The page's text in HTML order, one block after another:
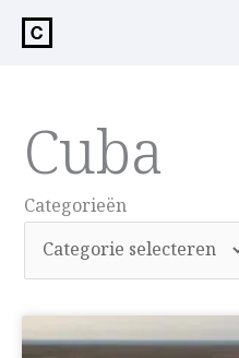
inhoud
Cuba
Categorieën
Categorieën